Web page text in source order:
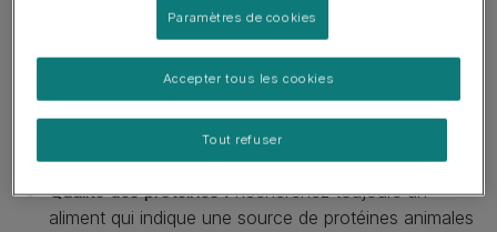
chien a besoin.
Formules adaptées :
Le meilleur choix de croquettes
dépend de l'âge, de la race, de la taille et du niveau
d'activité. Nous proposons même des formules de
Qualité des protéines :Recherchez toujours un
aliment qui indique une source de protéines animales
Paramètres de cookies
Tout refuser
Accepter tous les cookies